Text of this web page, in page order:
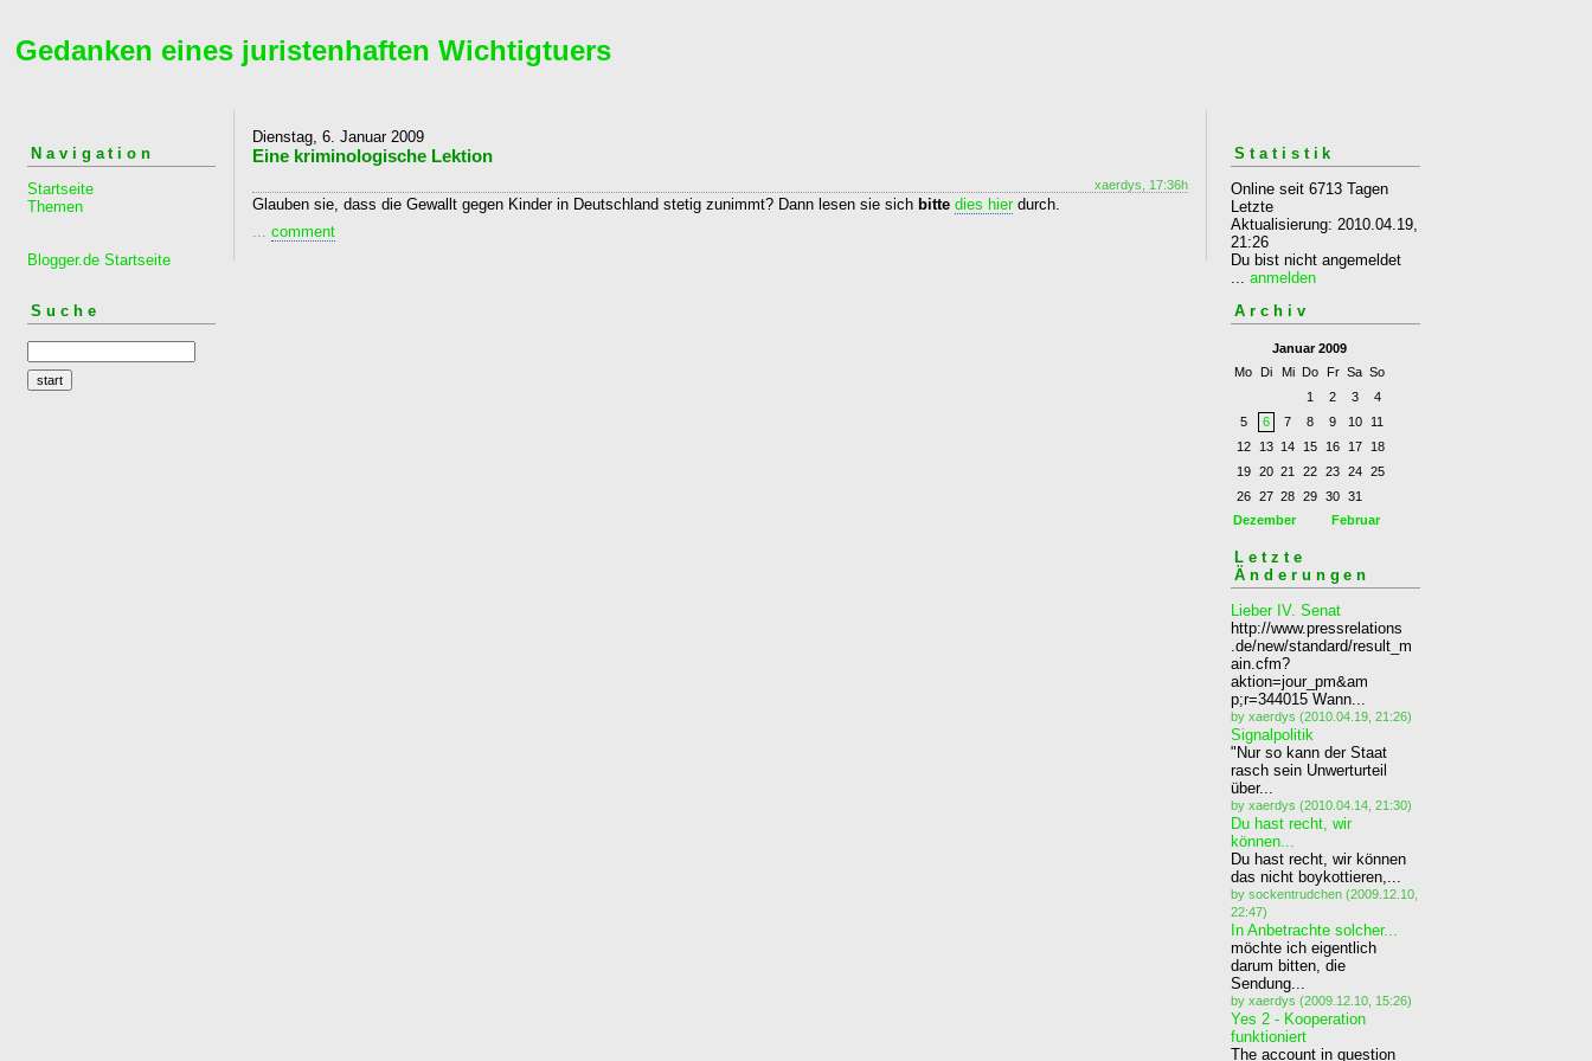
Gedanken eines juristenhaften Wichtigtuers
Navigation
Startseite
Themen
Blogger.de Startseite
Suche
Dienstag, 6. Januar 2009
Eine kriminologische Lektion
xaerdys, 17:36h
Glauben sie, dass die Gewallt gegen Kinder in Deutschland stetig zunimmt? Dann lesen sie sich bittedies hierdurch.
...comment
Statistik
Online seit 6713 Tagen
Letzte
Aktualisierung: 2010.04.19,
21:26
Du bist nicht angemeldet
...anmelden
Archiv
Januar 2009
Mo
Di Mi Do Fr Sa So
1
2 3
4
5
6 7 8 9 10
11
12
13 14 15 16 17
18
19
20 21 22 23 24
25
26
27 28 29 30 31
Dezember
Februar
Letzte
Änderungen
Lieber IV. Senat
http://www.pressrelations
.de/new/standard/result_m
ain.cfm?
aktion=jour_pm&am
p;r=344015 Wann...
by xaerdys (2010.04.19, 21:26)
Signalpolitik
"Nur so kann der Staat
rasch sein Unwerturteil
über...
by xaerdys (2010.04.14, 21:30)
Du hast recht, wir
können...
Du hast recht, wir können
das nicht boykottieren,...
by sockentrudchen (2009.12.10,
22:47)
In Anbetrachte solcher...
möchte ich eigentlich
darum bitten, die
Sendung...
by xaerdys (2009.12.10, 15:26)
Yes 2 - Kooperation
funktioniert
The account in question